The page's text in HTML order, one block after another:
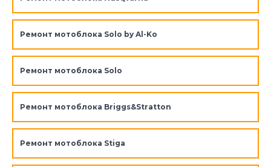
Ремонт мотоблока Solo by Al-Ko
Ремонт мотоблока Solo
Ремонт мотоблока Briggs&Stratton
Ремонт мотоблока Stiga